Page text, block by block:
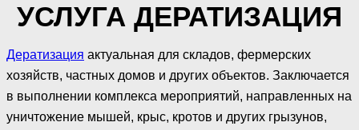
УСЛУГА ДЕРАТИЗАЦИЯ
Дератизация актуальная для складов, фермерских
хозяйств, частных домов и других объектов. Заключается
в выполнении комплекса мероприятий, направленных на
уничтожение мышей, крыс, кротов и других грызунов,